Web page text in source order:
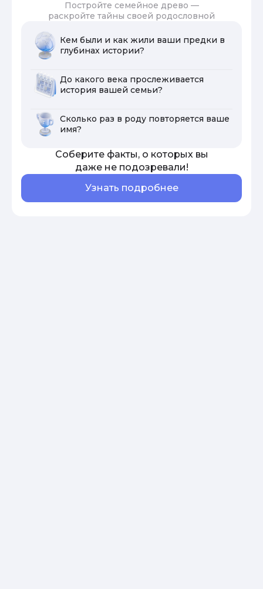
Постройте семейное древо —
раскройте тайны своей родословной
Кем были и как жили ваши предки в
глубинах истории?
До какого века прослеживается
история вашей семьи?
Сколько раз в роду повторяется ваше
имя?
Соберите факты, о которых вы
даже не подозревали!
Узнать подробнее